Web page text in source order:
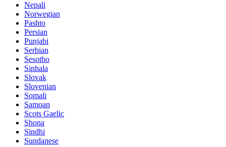
Nepali
Norwegian
Pashto
Persian
Punjabi
Serbian
Sesotho
Sinhala
Slovak
Slovenian
Somali
Samoan
Scots Gaelic
Shona
Sindhi
Sundanese